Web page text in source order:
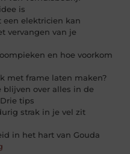
is
een elektricien kan
vervangen van je
en hoe voorkom
met frame laten maken?
over alles in de
tips
strak in je vel zit
in het hart van Gouda